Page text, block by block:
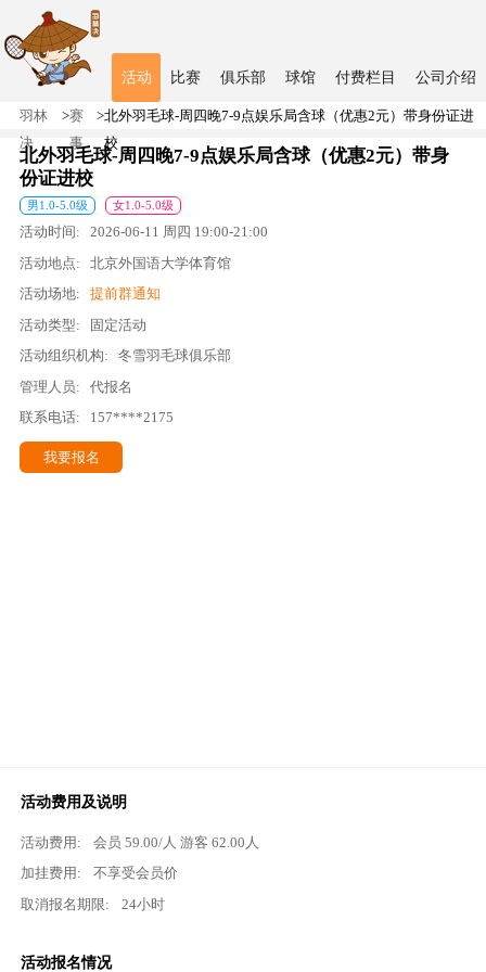
活动 比赛 俱乐部 球馆 付费栏目 公司介绍
羽林
决
>赛
事
>北外羽毛球-周四晚7-9点娱乐局含球（优惠2元）带身份证进
校
北外羽毛球-周四晚7-9点娱乐局含球（优惠2元）带身
份证进校
男1.0-5.0级 女1.0-5.0级
活动时间: 2026-06-11 周四 19:00-21:00
活动地点:
北京外国语大学体育馆
活动场地:
提前群通知
活动类型:
固定活动
活动组织机构:
冬雪羽毛球俱乐部
管理人员:
代报名
联系电话:
157****2175
我要报名
活动费用及说明
活动费用: 会员59.00/人 游客62.00 人
加挂费用:
不享受会员价
取消报名期限:
24小时
活动报名情况